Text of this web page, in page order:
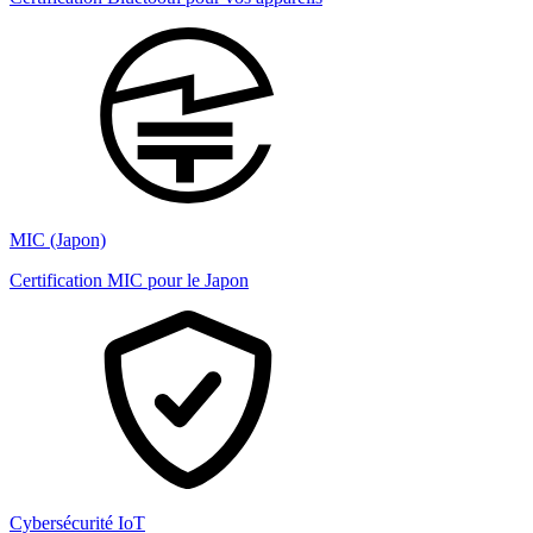
MIC (Japon)
Certification MIC pour le Japon
Cybersécurité IoT